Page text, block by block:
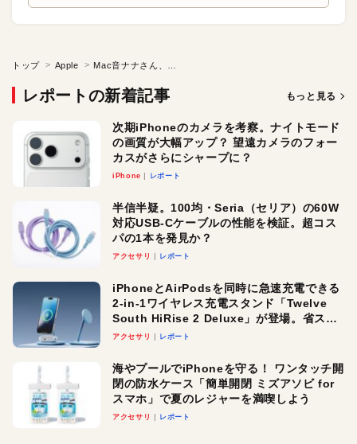
トップ Apple
レポートの新着記事 もっと見る
次期iPhoneのカメラを考察。ナイトモード
の画質が大幅アップ？ 望遠カメラのフォー
カスがさらにシャープに？
iPhone レポート
半信半疑。100均・Seria（セリア）の60W
対応USB-Cケーブルの性能を検証。超コス
パの1本を発見か？
アクセサリ レポート
iPhoneとAirPodsを同時に急速充電できる
2-in-1ワイヤレス充電スタンド「Twelve
South HiRise 2 Deluxe」が登場。省スペ
ースでおしゃれに充電したい人にオスス
アクセサリ レポート
海やプールでiPhoneを守る！ ワンタッチ開
閉の防水ケース「簡単開閉 ミズアソビ for
スマホ」で夏のレジャーを満喫しよう
アクセサリ レポート